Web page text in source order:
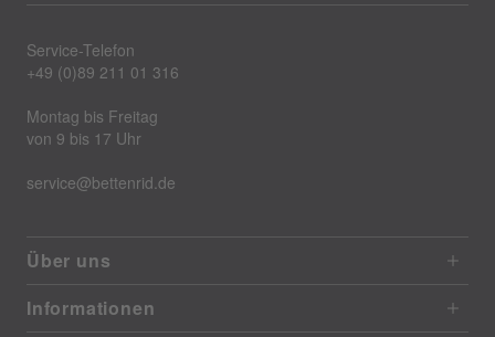
Service-Telefon
+49 (0)89 211 01 316
Montag bis Freitag
von 9 bis 17 Uhr
service@bettenrid.de
Über uns
Informationen